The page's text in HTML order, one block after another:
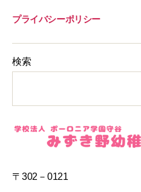
プライバシーポリシー
検索
〒302－0121